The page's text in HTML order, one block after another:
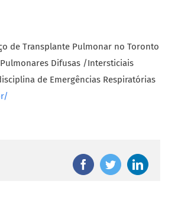
de Transplante Pulmonar no Toronto
Difusas /Intersticiais
de Emergências Respiratórias
FacebookTwitterLinkedIn